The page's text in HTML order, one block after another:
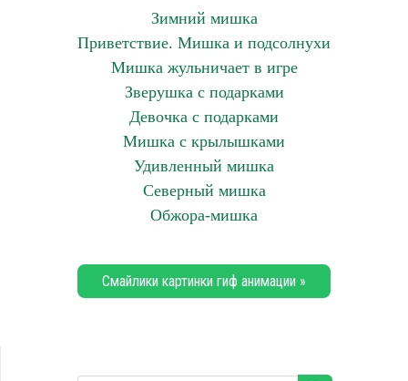
Зимний мишка
Приветствие. Мишка и подсолнухи
Мишка жульничает в игре
Зверушка с подарками
Девочка с подарками
Мишка с крылышками
Удивленный мишка
Северный мишка
Обжора-мишка
Смайлики картинки гиф анимации »